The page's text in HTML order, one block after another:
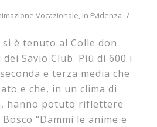
Vocazionale, In Evidenza /
è tenuto al Colle don
dei Savio Club. Più di 600 i
e terza media che
e che, in un clima di
hanno potuto riflettere
“Dammi le anime e